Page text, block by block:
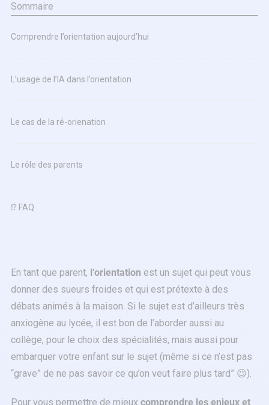
En tant que parent, l’orientation est un sujet qui peut vous
donner des sueurs froides et qui est prétexte à des
débats animés à la maison. Si le sujet est d’ailleurs très
anxiogène au lycée, il est bon de l’aborder aussi au
collège, pour le choix des spécialités, mais aussi pour
embarquer votre enfant sur le sujet (même si ce n’est pas
“grave” de ne pas savoir ce qu’on veut faire plus tard” 😉).
Pour vous permettre de mieux comprendre les enjeux et
Sommaire
Comprendre l’orientation aujourd’hui
L’usage de l’IA dans l’orientation
Le cas de la ré-orienation
Le rôle des parents
⁉ FAQ